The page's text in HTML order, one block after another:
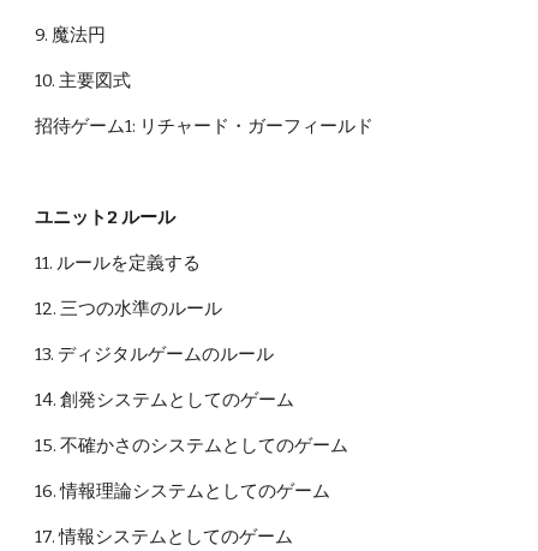
9. 魔法円
10. 主要図式
招待ゲーム1: リチャード・ガーフィールド
ユニット2 ルール
11. ルールを定義する
12. 三つの水準のルール
13. ディジタルゲームのルール
14. 創発システムとしてのゲーム
15. 不確かさのシステムとしてのゲーム
16. 情報理論システムとしてのゲーム
17. 情報システムとしてのゲーム